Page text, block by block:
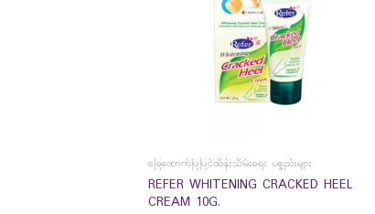
ခြေထောက်ပြုပြင်ထိန်းသိမ်းရေး ပစ္စည်းများ
REFER WHITENING CRACKED HEEL
CREAM 10G.